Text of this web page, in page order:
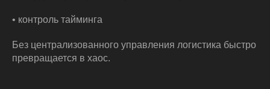
• контроль тайминга
Без централизованного управления логистика быстро
превращается в хаос.